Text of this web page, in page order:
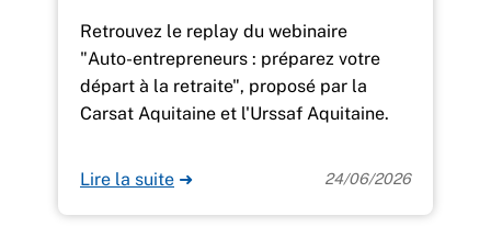
Retrouvez le replay du webinaire
"Auto-entrepreneurs : préparez votre
départ à la retraite", proposé par la
Carsat Aquitaine et l'Urssaf Aquitaine.
Lire la suite ➜ 24/06/2026